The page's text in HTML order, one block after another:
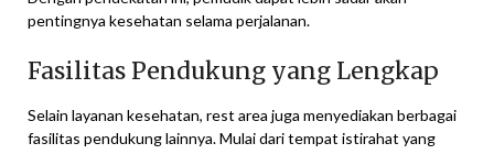
pentingnya kesehatan selama perjalanan.
Fasilitas Pendukung yang Lengkap
Selain layanan kesehatan, rest area juga menyediakan berbagai
fasilitas pendukung lainnya. Mulai dari tempat istirahat yang